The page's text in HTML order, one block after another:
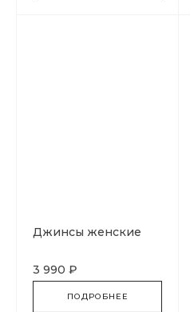
Джинсы женские
3 990 ₽
ПОДРОБНЕЕ